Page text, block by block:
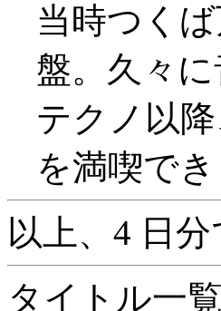
当時つく
盤。久々
テクノ以
を満喫で
以上、4 日分
タイトル一覧